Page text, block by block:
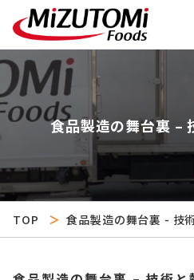
食品製造の舞台裏 –
TOP 食品製造の舞台裏 - 技